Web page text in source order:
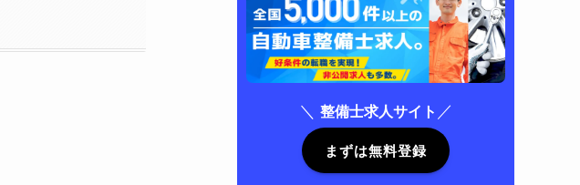
＼ 整備士求人サイト ／
まずは無料登録